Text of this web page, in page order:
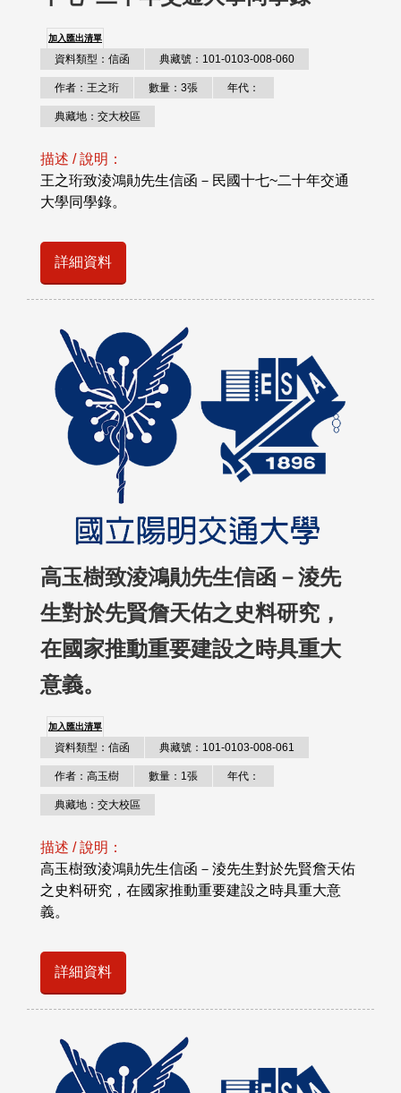
加入匯出清單
資料類型：信函 典藏號：101-0103-008-060
作者：王之珩 數量：3張 年代：
典藏地：交大校區
描述 / 說明：
王之珩致淩鴻勛先生信函－民國十七~二十年交通
大學同學錄。
詳細資料
高玉樹致淩鴻勛先生信函－淩先
生對於先賢詹天佑之史料研究，
在國家推動重要建設之時具重大
意義。
加入匯出清單
資料類型：信函 典藏號：101-0103-008-061
作者：高玉樹 數量：1張 年代：
典藏地：交大校區
描述 / 說明：
高玉樹致淩鴻勛先生信函－淩先生對於先賢詹天佑
之史料研究，在國家推動重要建設之時具重大意
義。
詳細資料